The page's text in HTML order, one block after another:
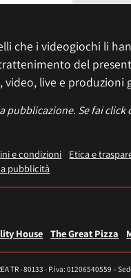
che i videogiochi li
del
live e produzioni
pubblicazione. Se fai
e condizioni Etica e
pubblicità
House The Great Pizza
- 80133 - P.iva: 01206540559 –